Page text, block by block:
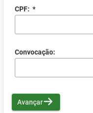
CPF: *
Convocação:
Avançar